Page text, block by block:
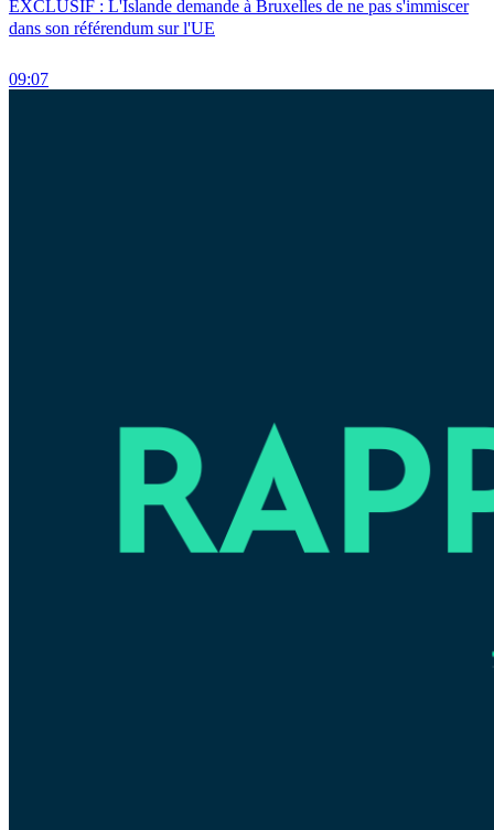
EXCLUSIF : L'Islande demande à Bruxelles de ne pas s'immiscer
dans son référendum sur l'UE
09:07